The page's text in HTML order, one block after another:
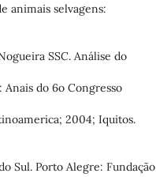
animais selvagens:
SSC. Análise do
do 6o Congresso
2004; Iquitos.
Sul. Porto Alegre: Fundação